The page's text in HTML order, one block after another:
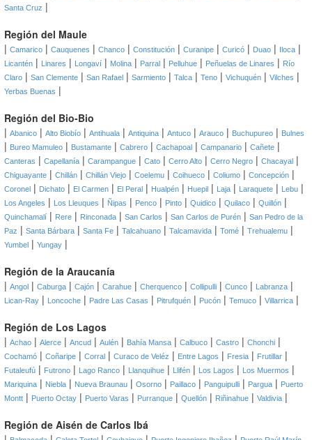
Santa Cruz |
Región del Maule
| Camarico | Cauquenes | Chanco | Constitución | Curanipe | Curicó | Duao | Iloca |
Licantén | Linares | Longaví | Molina | Parral | Pelluhue | Peñuelas de Linares | Río
Claro | San Clemente | San Rafael | Sarmiento | Talca | Teno | Vichuquén | Vilches |
Yerbas Buenas |
Región del Bio-Bio
| Abanico | Alto Biobío | Antihuala | Antiquina | Antuco | Arauco | Buchupureo | Bulnes
| Bureo Mamuleo | Bustamante | Cabrero | Cachapoal | Campanario | Cañete |
Canteras | Capellanía | Carampangue | Cato | Cerro Alto | Cerro Negro | Chacayal |
Chiguayante | Chillán | Chillán Viejo | Coelemu | Coihueco | Coliumo | Concepción |
Coronel | Dichato | El Carmen | El Peral | Hualpén | Huepil | Laja | Laraquete | Lebu |
Los Angeles | Los Lleuques | Ñipas | Penco | Pinto | Quidico | Quilaco | Quillón |
Quinchamalí | Rere | Rinconada | San Carlos | San Carlos de Purén | San Pedro de la
Paz | Santa Bárbara | Santa Fe | Talcahuano | Talcamavida | Tomé | Trehualemu |
Yumbel | Yungay |
Región de la Araucanía
| Angol | Caburga | Cajón | Carahue | Cherquenco | Collipulli | Cunco | Labranza |
Lican-Ray | Loncoche | Padre Las Casas | Pitrufquén | Pucón | Temuco | Villarrica |
Región de Los Lagos
| Achao | Alerce | Ancud | Aulén | Bahía Mansa | Calbuco | Castro | Chonchi |
Cochamó | Coñaripe | Corral | Curaco de Veléz | Entre Lagos | Fresia | Frutillar |
Futaleufú | Futrono | Lago Ranco | Llanquihue | Llifén | Los Lagos | Los Muermos |
Mariquina | Niebla | Nueva Braunau | Osorno | Paillaco | Panguipulli | Pargua | Puerto
Montt | Puerto Octay | Puerto Varas | Purranque | Quellón | Riñinahue | Valdivia |
Región de Aisén de Carlos Ibá